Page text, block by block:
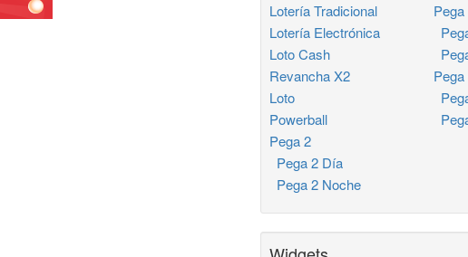
Lotería Tradicional
Lotería Electrónica
Loto Cash
Revancha X2
Loto
Powerball
Pega 2
Pega 2 Día
Pega 2 Noche
Pega
Pega